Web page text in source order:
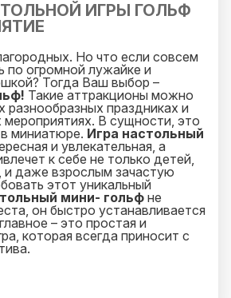
ИГРЫ ГОЛЬФ
Но что если совсем
по огромной лужайке и
Тогда Ваш выбор –
Такие аттракционы можно
разнообразных праздниках и
мероприятиях. В сущности, это
миниатюре. Игра настольный
и увлекательная, а
к себе не только детей,
и даже взрослым зачастую
этот уникальный
мини- гольф не
он быстро устанавливается
– это простая и
которая всегда приносит с